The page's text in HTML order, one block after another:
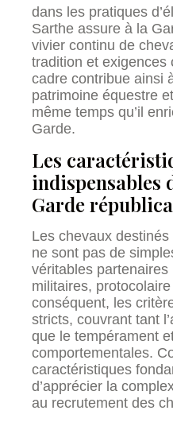
dans les pratiques
Sarthe assure à la
vivier continu de
tradition et exigences
cadre contribue ainsi
patrimoine équestre
même temps qu’il
Garde.
Les
indispensables
Garde
Les chevaux
ne sont pas de
véritables
militaires,
conséquent, les
stricts, couvrant tant
que le tempérament
comportementales.
caractéristiques
d’apprécier la
au recrutement des